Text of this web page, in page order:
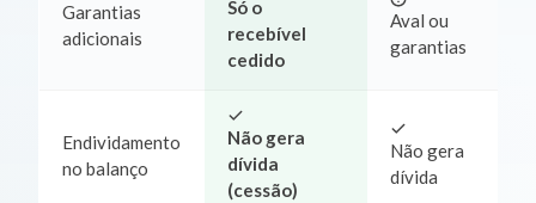
Garantias
adicionais
Só o
recebível
cedido
Aval ou
garantias
Endividamento
no balanço
Não gera
dívida
(cessão)
Não gera
dívida